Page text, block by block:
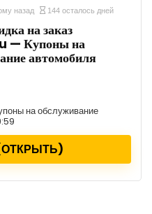
назад 144 осталось дней
на заказ
— Купоны на
автомобиля
на обслуживание